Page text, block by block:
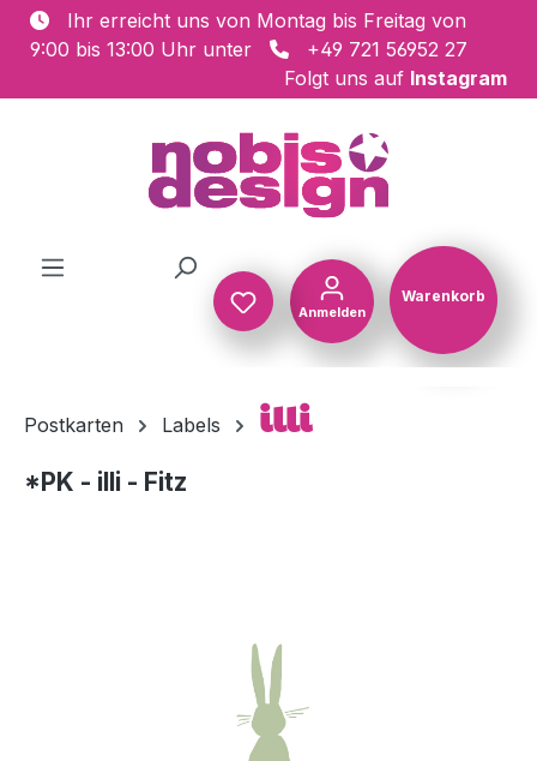
Zum Hauptinhalt springen
Ihr erreicht uns von Montag bis Freitag von
9:00 bis 13:00 Uhr unter
+49 721 56952 27
Folgt uns auf Instagram
Anmelden
Warenkorb
Postkarten Labels illi
*PK - illi - Fitz